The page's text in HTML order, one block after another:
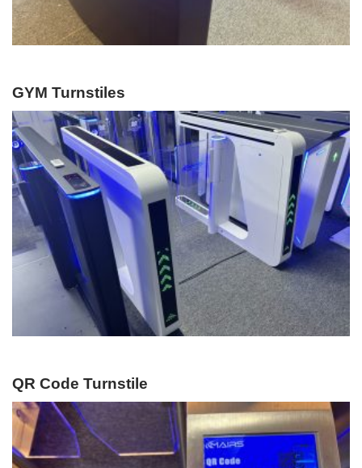
GYM Turnstiles
QR Code Turnstile